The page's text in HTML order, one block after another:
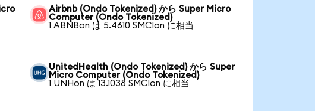
Airbnb (Ondo Tokenized) から Super Micro
Computer (Ondo Tokenized)
1 ABNBon は 5.4610 SMCIon に相当
UnitedHealth (Ondo Tokenized) から Super
Micro Computer (Ondo Tokenized)
1 UNHon は 13.1038 SMCIon に相当